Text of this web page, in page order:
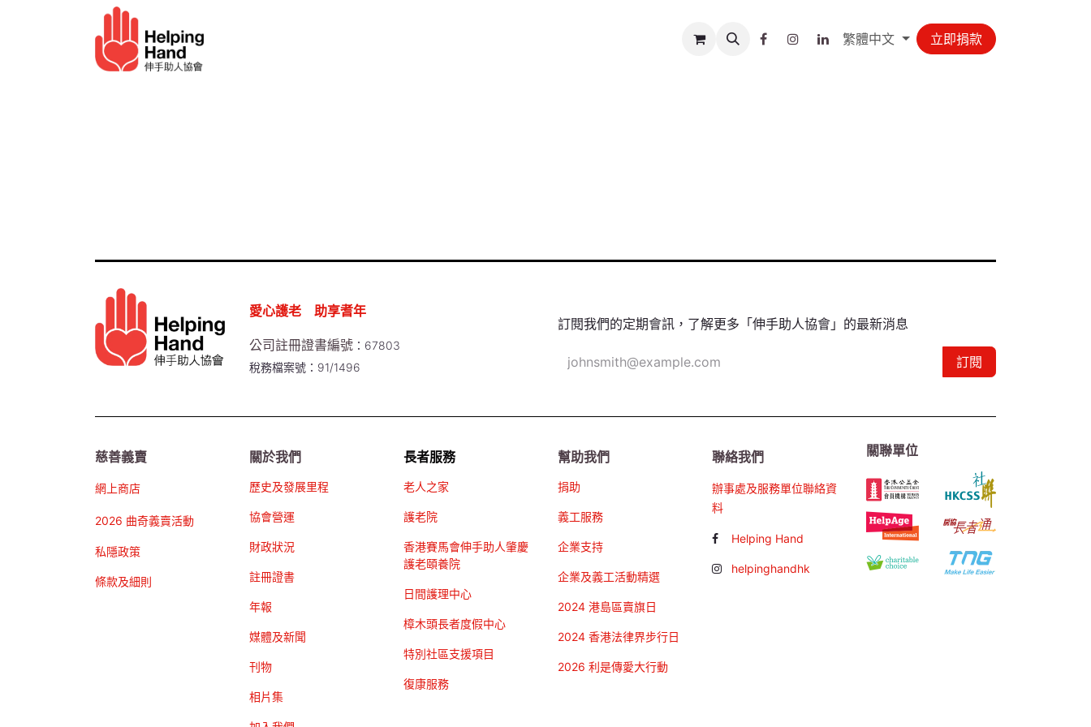
聯絡我們 繁體中文 立即捐款
愛心護老 助享耆年
公司註冊證書編號 ：67803
稅務檔案號：91/1496
訂閱我們的定期會訊，了解更多「伸手助人協會」的最新消息
訂閱
慈善義賣
網上商店
2026 曲奇義賣活動
私隱政策
條款及細則
關於我們
歷史及發展里程
協會營運
財政狀況
註冊證書
年報
媒體及新聞
刊物
相片集
長者服務
老人之家
護老院
香港賽馬會伸手助人肇慶
護老頤養院
日間護理中心
樟木頭長者度假中心
特別社區支援項目
復康服務
幫助我們
捐助
義工服務
企業支持
企業及義工活動精選
2024 港島區賣旗日
2024 香港法律界步行日
2026 利是傳愛大行動
聯絡我們
辦事處及服務單位聯絡資
料
Helping Hand
helpinghandhk
關聯單位